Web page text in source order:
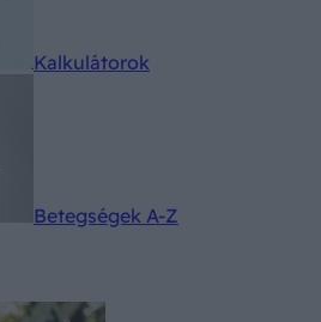
Kalkulátorok
Betegségek A-Z